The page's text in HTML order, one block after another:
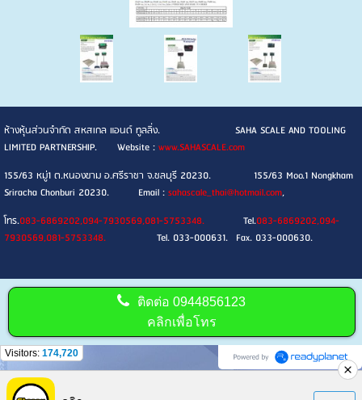
ห้างหุ้นส่วนจำกัด สหสเกล แอนด์ ทูลลิ่ง. SAHA SCALE AND TOOLING
LIMITED PARTNERSHIP. Website :www.SAHASCALE.com
155/63 หมู่1 ต.หนองขาม อ.ศรีราชา จ.ชลบุรี 20230. 155/63 Moo.1 Nongkham
Sriracha Chonburi 20230. Email :sahascale_thai@hotmail.com,
โทร.083-6869202,094-7930569,081-5753348. Tel.083-6869202,094-
7930569,081-5753348. Tel. 033-000631. Fax. 033-000630.
ติดต่อ0944856123
คลิกเพื่อโทร
Visitors: 174,720